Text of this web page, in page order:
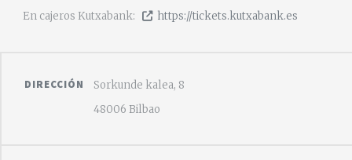
En cajeros Kutxabank:
https://tickets.kutxabank.es
DIRECCIÓN
Sorkunde kalea, 8
48006 Bilbao